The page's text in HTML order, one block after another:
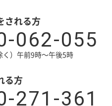
される方
062-055
く）午前9時～午後5時
る方
271-361